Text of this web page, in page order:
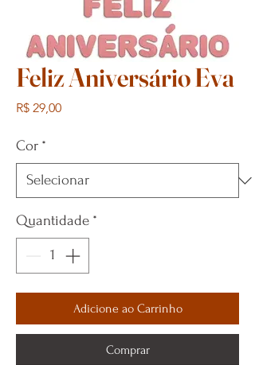
Feliz Aniversário Eva
R$ 29,00Preço
Cor *
Quantidade *
Adicione ao Carrinho
Comprar